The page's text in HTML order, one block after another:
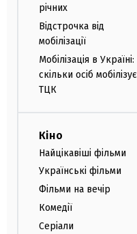
річних
Відстрочка від
мобілізації
Мобілізація в Україні:
скільки осіб мобілізує
ТЦК
Кіно
Найцікавіші фільми
Українські фільми
Фільми на вечір
Комедії
Серіали